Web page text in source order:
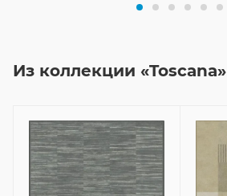
Из коллекции «Toscana»